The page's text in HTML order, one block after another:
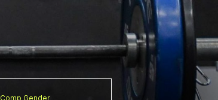
Comp Gender